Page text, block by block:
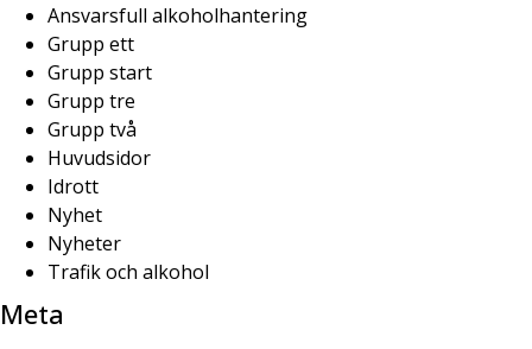
Ansvarsfull alkoholhantering
Grupp ett
Grupp start
Grupp tre
Grupp två
Huvudsidor
Idrott
Nyhet
Nyheter
Trafik och alkohol
Meta